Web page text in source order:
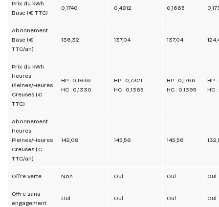
Prix du kWh
Base (€ TTC)
0,1740 0,4812 0,1665
Abonnement
Base (€
TTC/an)
136,32 137,04 137,04
Prix du kWh
Heures
Pleines/Heures
Creuses (€
TTC)
HP : 0,1936
HC : 0,1330
HP : 0,7321
HC : 0,1365
HP : 0,1766
HC : 0,1395
HP :
HC
Abonnement
Heures
Pleines/Heures
Creuses (€
TTC/an)
142,08 145,56 145,56
Offre verte Non Oui Oui Oui
Offre sans
engagement
Oui Oui Oui Oui